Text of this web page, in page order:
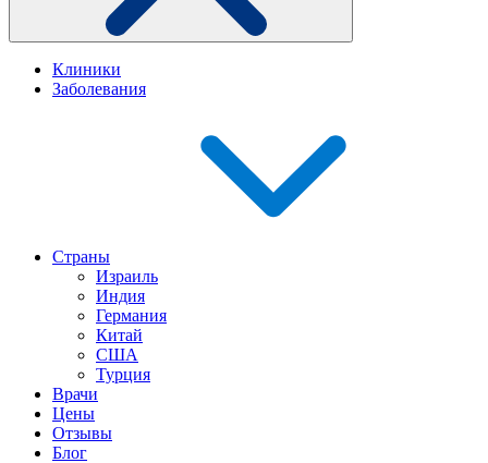
Клиники
Заболевания
Страны
Израиль
Индия
Германия
Китай
США
Турция
Врачи
Цены
Отзывы
Блог